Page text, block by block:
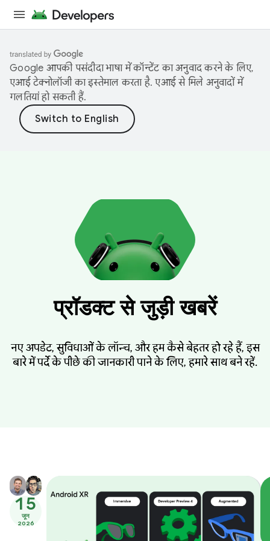
Google आपकी पसंदीदा भाषा में कॉन्टेंट का अनुवाद करने के लिए,
एआई टेक्नोलॉजी का इस्तेमाल करता है. एआई से मिले अनुवादों में
गलतियां हो सकती हैं.
प्रॉडक्ट से जुड़ी खबरें
नए अपडेट, सुविधाओं के लॉन्च, और हम कैसे बेहतर हो रहे हैं, इस
बारे में पर्दे के पीछे की जानकारी पाने के लिए, हमारे साथ बने रहें.
15
जून
2026